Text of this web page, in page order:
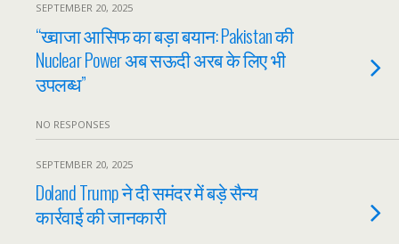
SEPTEMBER 20, 2025
“ख्वाजा आसिफ का बड़ा बयान: Pakistan की
Nuclear Power अब सऊदी अरब के लिए भी
उपलब्ध”
NO RESPONSES
SEPTEMBER 20, 2025
Doland Trump ने दी समंदर में बड़े सैन्य
कार्रवाई की जानकारी